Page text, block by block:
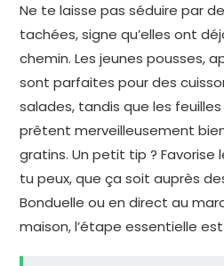
Ne te laisse pas séduire par
tachées, signe qu’elles ont
chemin. Les jeunes pousses,
sont parfaites pour des
salades, tandis que les
prêtent merveilleusement
gratins. Un petit tip ? Favorise
tu peux, que ça soit auprès
Bonduelle ou en direct au
maison, l’étape essentielle